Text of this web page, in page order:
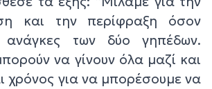
και την περίφραξη όσον
των δύο γηπέδων.
να γίνουν όλα μαζί και
χρόνος για να μπορέσουμε να